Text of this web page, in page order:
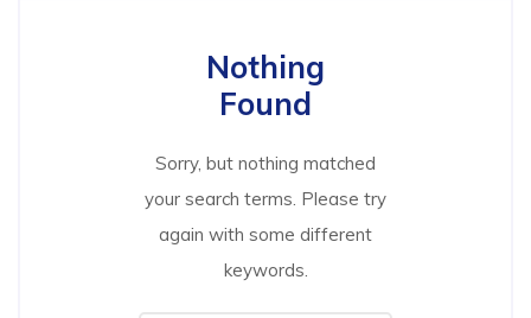
Nothing
Found
Sorry, but nothing matched
your search terms. Please try
again with some different
keywords.